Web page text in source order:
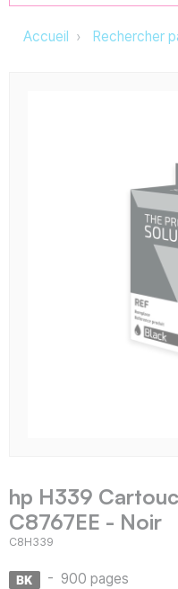
Accueil Rechercher
hp H339
C8767EE - Noir
C8H339
- 900 pages